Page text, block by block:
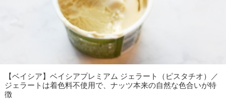
【ベイシア】ベイシアプレミアム ジェラート（ピスタチオ）／
ジェラートは着色料不使用で、ナッツ本来の自然な色合いが特
徴